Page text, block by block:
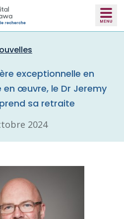
exceptionnelle en
en œuvre, le Dr Jeremy
sa retraite
2024